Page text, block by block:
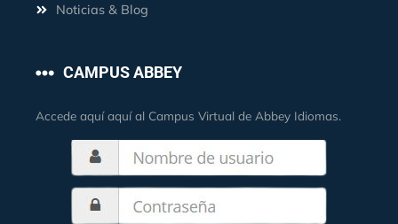
Noticias & Blog
CAMPUS ABBEY
Accede aquí aquí al Campus Virtual de Abbey Idiomas.